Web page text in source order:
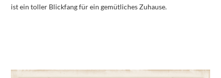
ist ein toller Blickfang für ein gemütliches Zuhause.